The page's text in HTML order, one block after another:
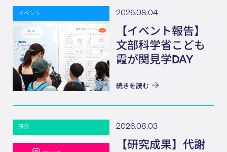
イベント 2026.08.04
【イベント報告】
文部科学省こども
霞が関見学DAY
続きを読む
研究 2026.08.03
【研究成果】代謝